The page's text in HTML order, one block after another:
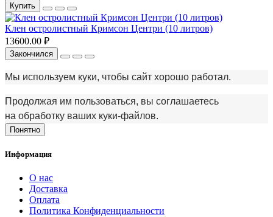
Купить
Клен остролистный Кримсон Центри (10 литров)
13600.00 ₽
Закончился
Мы используем куки, чтобы сайт хорошо работал.
Продолжая им пользоваться, вы соглашаетесь
на обработку ваших куки‑файлов.
Понятно
Информация
О нас
Доставка
Оплата
Политика Конфиденциальности